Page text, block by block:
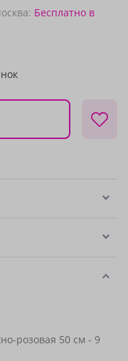
Бесплатно в
розовая 50 см - 9